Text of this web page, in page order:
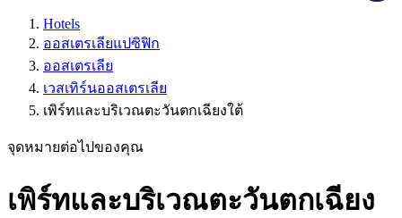
Hotels
ออสเตรเลียแปซิฟิก
ออสเตรเลีย
เวสเทิร์นออสเตรเลีย
เพิร์ทและบริเวณตะวันตกเฉียงใต้
จุดหมายต่อไปของคุณ
เพิร์ทและบริเวณตะวันตกเฉียง